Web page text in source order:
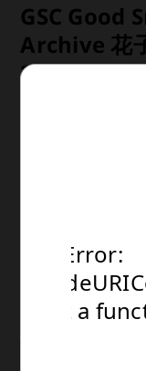
GSC Good
Archive 花
260107
商品類型：已塗
運送方式：超商 or
預計到貨時間：
NT$0
(建議售價) NT$0
TypeError:
is not a
TypeError:
is not a
TypeError:
is not a